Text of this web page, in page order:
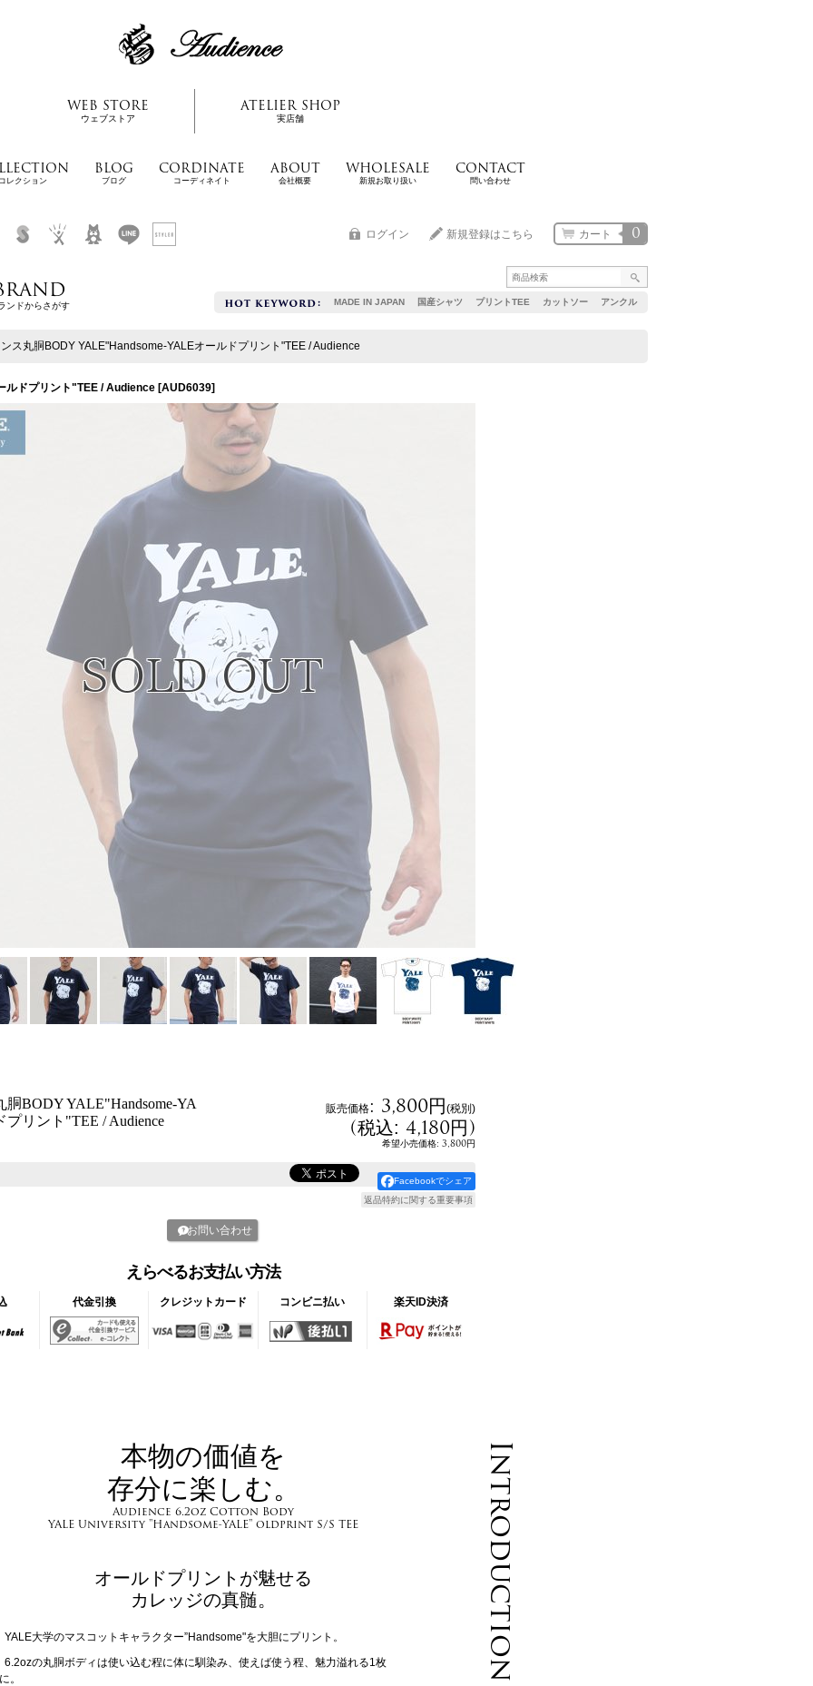
WEB STORE
ウェブストア
ATELIER SHOP
実店舗
レクション
BLOG
ブログ
CORDINATE
コーディネイト
ABOUT
会社概要
WHOLESALE
新規お取り扱い
CONTACT
問い合わせ
MADE IN JAPAN 国産シャツ プリントTEE カットソー アンクル
0
カート
ログイン 新規登録はこちら
ンドからさがす
ス丸胴BODY YALE"Handsome-YALEオールドプリント"TEE / Audience
ルドプリント"TEE / Audience [AUD6039]
胴BODY YALE"Handsome-YA
プリント"TEE / Audience
販売価格: 3,800円(税別)
(税込: 4,180円)
希望小売価格: 3,800円
Facebookでシェア
返品特約に関する重要事項
お問い合わせ
えらべるお支払い方法
代金引換 クレジットカード コンビニ払い 楽天ID決済
Introduction
本物の価値を
存分に楽しむ。
Audience 6.2oz Cotton Body
YALE University "Handsome-YALE" oldprint S/S TEE
オールドプリントが魅せる
カレッジの真髄。
YALE大学のマスコットキャラクター”Handsome"を大胆にプリント。
6.2ozの丸胴ボディは使い込む程に体に馴染み、使えば使う程、魅力溢れる1枚
に。